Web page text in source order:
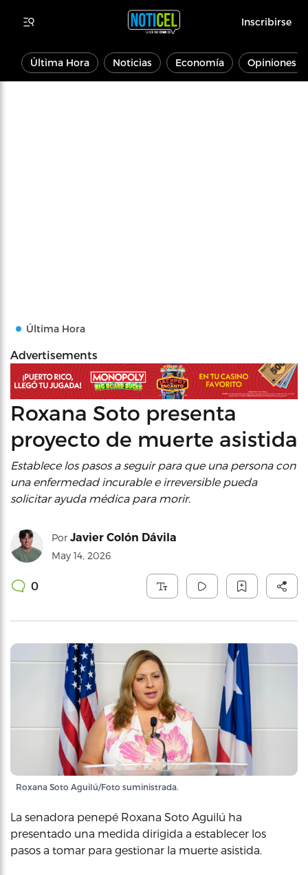
Inscribirse
Última Hora Noticias Economía Opiniones
Última Hora
Advertisements
Roxana Soto presenta
proyecto de muerte asistida
Establece los pasos a seguir para que una persona con
una enfermedad incurable e irreversible pueda
solicitar ayuda médica para morir.
Por Javier Colón Dávila
May 14, 2026
0
Roxana Soto Aguilú/Foto suministrada.
La senadora penepé Roxana Soto Aguilú ha
presentado una medida dirigida a establecer los
pasos a tomar para gestionar la muerte asistida.